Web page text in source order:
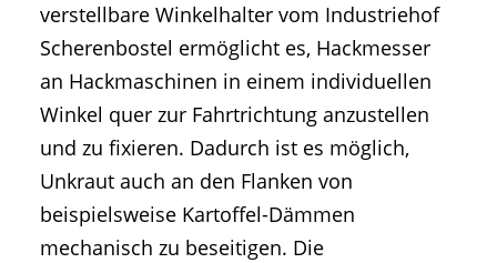
verstellbare Winkelhalter vom Industriehof
Scherenbostel ermöglicht es, Hackmesser
an Hackmaschinen in einem individuellen
Winkel quer zur Fahrtrichtung anzustellen
und zu fixieren. Dadurch ist es möglich,
Unkraut auch an den Flanken von
beispielsweise Kartoffel-Dämmen
mechanisch zu beseitigen. Die